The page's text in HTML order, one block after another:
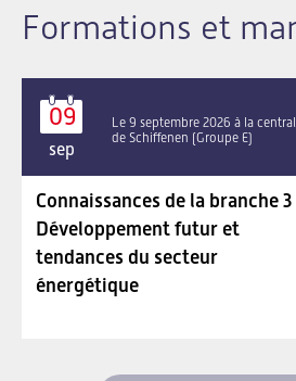
Formations et
09
sep
Le 9 septembre 2026 à la
de Schiffenen (Groupe E)
Connaissances de la branche 3
Développement futur et
tendances du secteur
énergétique